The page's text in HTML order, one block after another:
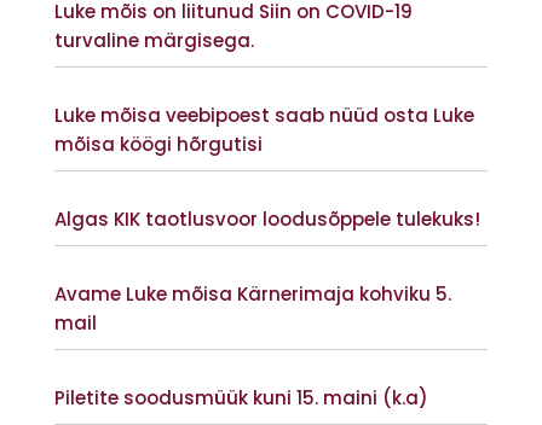
Luke mõis on liitunud Siin on COVID-19
turvaline märgisega.
Luke mõisa veebipoest saab nüüd osta Luke
mõisa köögi hõrgutisi
Algas KIK taotlusvoor loodusõppele tulekuks!
Avame Luke mõisa Kärnerimaja kohviku 5.
mail
Piletite soodusmüük kuni 15. maini (k.a)